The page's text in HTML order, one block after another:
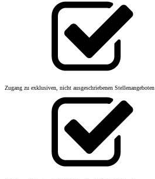
Zugang zu exklusiven, nicht ausgeschriebenen Stellenangeboten